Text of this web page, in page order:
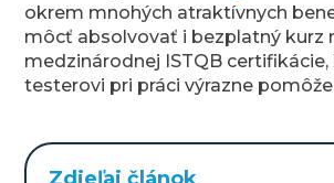
okrem mnohých atraktívnych
môcť absolvovať i bezplatný kurz
medzinárodnej ISTQB
testerovi pri práci výrazne